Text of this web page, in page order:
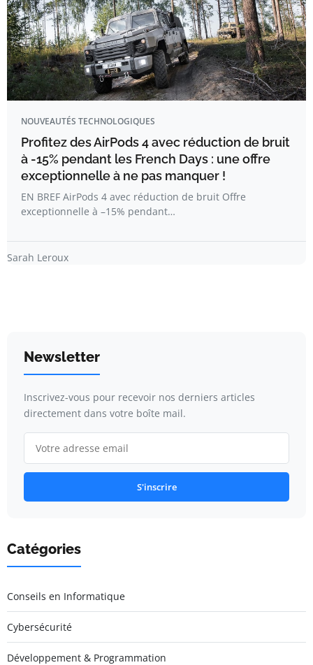
NOUVEAUTÉS TECHNOLOGIQUES
Profitez des AirPods 4 avec réduction de bruit
à -15% pendant les French Days : une offre
exceptionnelle à ne pas manquer !
EN BREF AirPods 4 avec réduction de bruit Offre
exceptionnelle à –15% pendant…
Sarah Leroux
Newsletter
Inscrivez-vous pour recevoir nos derniers articles
directement dans votre boîte mail.
S'inscrire
Catégories
Conseils en Informatique
Cybersécurité
Développement & Programmation